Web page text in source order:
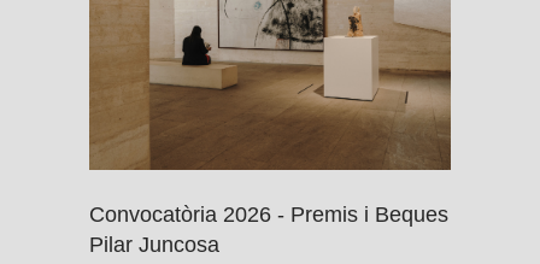
Convocatòria 2026 - Premis i Beques
Pilar Juncosa